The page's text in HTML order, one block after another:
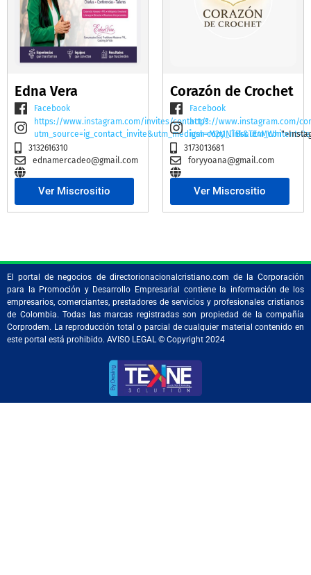
Edna Vera
Facebook
https://www.instagram.com/invites/contact/?
3132616310
ednamercadeo@gmail.com
Ver Miscrositio
Corazón de Crochet
Facebook
https://www.instagram.com/
igsh=M2t1NTBscTE4MWhi
3173013681
foryyoana@gmail.com
Ver Miscrositio
El portal de negocios de directorionacionalcristiano.com de la Corporación
para la Promoción y Desarrollo Empresarial contiene la información de los
empresarios, comerciantes, prestadores de servicios y profesionales cristianos
de Colombia. Todas las marcas registradas son propiedad de la compañía
Corprodem. La reproducción total o parcial de cualquier material contenido en
este portal está prohibido. AVISO LEGAL © Copyright 2024